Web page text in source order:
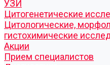
УЗИ
Цитогенетические
Цитологические,
гистохимические
Акции
Прием специалистов